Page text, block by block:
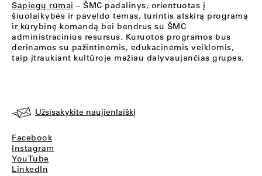
Sapiegų rūmai – ŠMC padalinys, orientuotas į
šiuolaikybės ir paveldo temas, turintis atskirą programą
ir kūrybinę komandą bei bendrus su ŠMC
administracinius resursus. Kuruotos programos bus
derinamos su pažintinėmis, edukacinėmis veiklomis,
taip įtraukiant kultūroje mažiau dalyvaujančias grupes.
Užsisakykite naujienlaiškį
Facebook
Instagram
YouTube
LinkedIn